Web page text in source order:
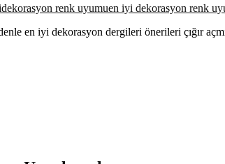
dekorasyon renk uyumuen iyi dekorasyon renk
en iyi dekorasyon dergileri önerileri çığır